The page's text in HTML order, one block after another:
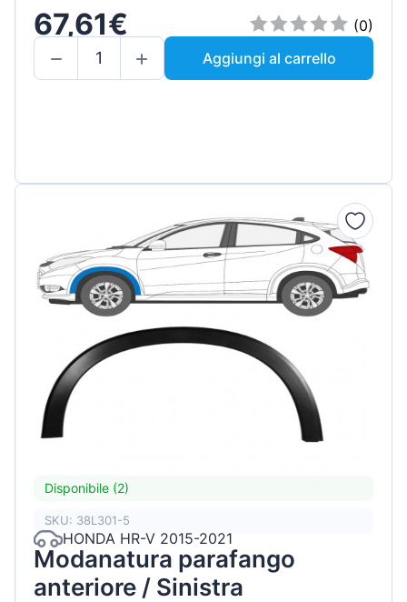
67,61€
(0)
Aggiungi al carrello
Disponibile (2)
SKU: 38L301-5
HONDA HR-V 2015-2021
Modanatura parafango
anteriore / Sinistra